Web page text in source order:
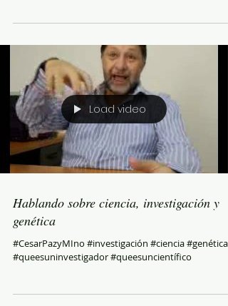
Load video
Hablando sobre ciencia, investigación y
genética
#CesarPazyMIno #investigación #ciencia #genética
#queesuninvestigador #queesuncientífico